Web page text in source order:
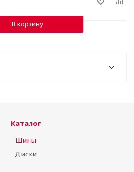
В корзину
Каталог
Шины
Диски